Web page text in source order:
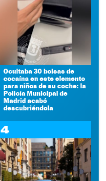
Ocultaba 30 bolsas de
cocaína en este elemento
para niños de su coche: la
Policía Municipal de
Madrid acabó
descubriéndola
4